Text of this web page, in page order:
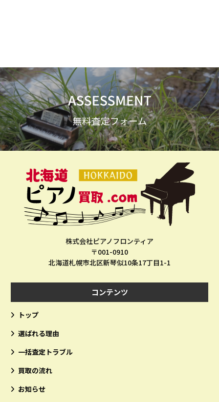
株式会社ピアノフロンティア
〒001-0910
北海道札幌市北区新琴似10条17丁目1-1
コンテンツ
トップ
選ばれる理由
一括査定トラブル
買取の流れ
お知らせ